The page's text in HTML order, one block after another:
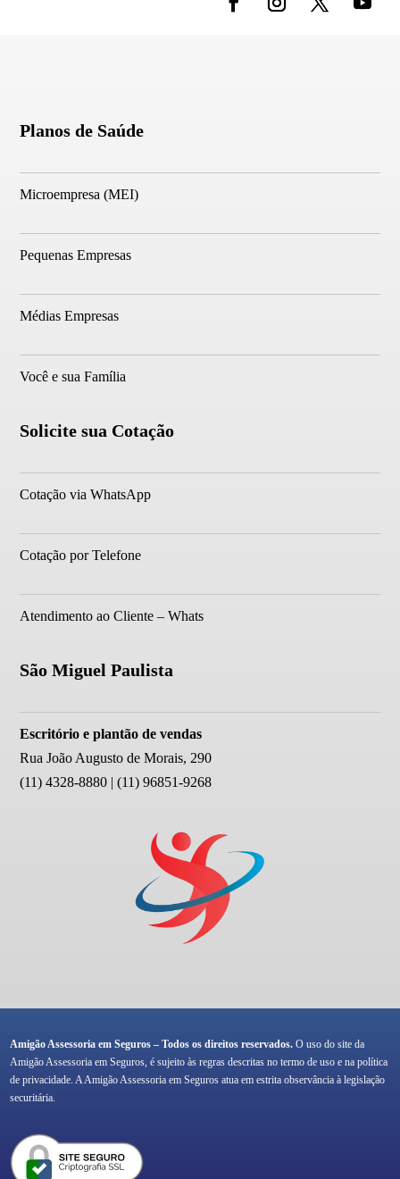
Planos de Saúde
Microempresa (MEI)
Pequenas Empresas
Médias Empresas
Você e sua Família
Solicite sua Cotação
Cotação via WhatsApp
Cotação por Telefone
Atendimento ao Cliente – Whats
São Miguel Paulista
Escritório e plantão de vendas
Rua João Augusto de Morais, 290
(11) 4328-8880 | (11) 96851-9268
Amigão Assessoria em Seguros – Todos os direitos reservados.O uso do site da
Amigão Assessoria em Seguros, é sujeito às regras descritas no termo de uso e na política
de privacidade. A Amigão Assessoria em Seguros atua em estrita observância à legislação
securitária.